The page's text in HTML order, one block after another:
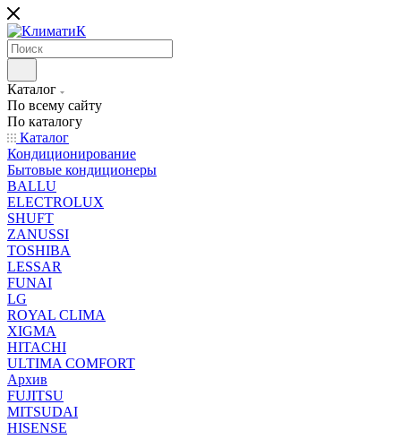
Каталог
По всему сайту
По каталогу
Каталог
Кондиционирование
Бытовые кондиционеры
BALLU
ELECTROLUX
SHUFT
ZANUSSI
TOSHIBA
LESSAR
FUNAI
LG
ROYAL CLIMA
XIGMA
HITACHI
ULTIMA COMFORT
Архив
FUJITSU
MITSUDAI
HISENSE